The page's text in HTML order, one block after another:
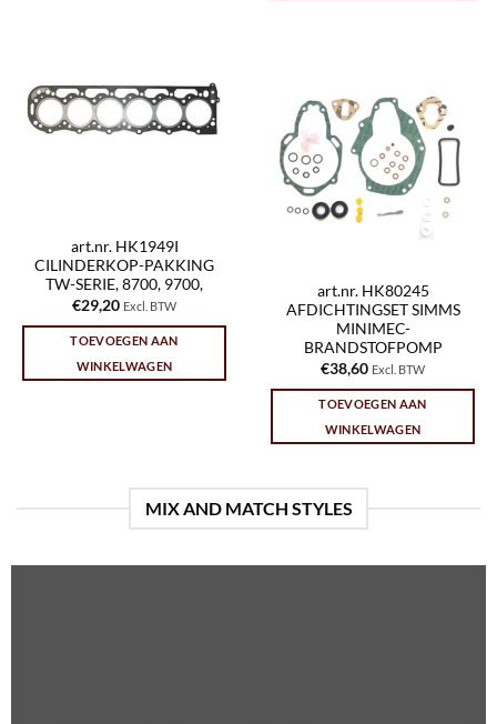
art.nr. HK1949I
CILINDERKOP-PAKKING
TW-SERIE, 8700, 9700,
€29,20 Excl. BTW
TOEVOEGEN AAN
WINKELWAGEN
art.nr. HK80245
AFDICHTINGSET SIMMS
MINIMEC-
BRANDSTOFPOMP
€38,60 Excl. BTW
TOEVOEGEN AAN
WINKELWAGEN
MIX AND MATCH STYLES